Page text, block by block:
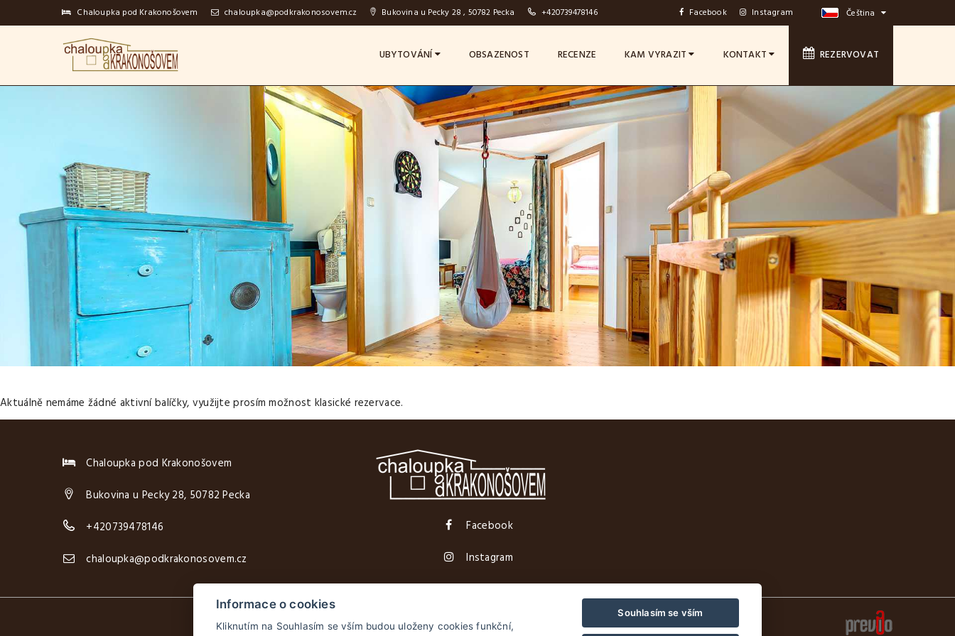
Chaloupka pod Krakonošovem chaloupka@podkrakonosovem.cz Bukovina u Pecky 28 , 50782 Pecka +420739478146 Facebook Instagram Čeština
UBYTOVÁNÍ OBSAZENOST RECENZE KAM VYRAZIT KONTAKT REZERVOVAT
Aktuálně nemáme žádné aktivní balíčky, využijte prosím možnost klasické rezervace.
Chaloupka pod Krakonošovem
Bukovina u Pecky 28, 50782 Pecka
+420739478146
chaloupka@podkrakonosovem.cz
Facebook
Instagram
© Copyright 2026 | Všechna práva vyhrazena
Informace o cookies
Kliknutím na Souhlasím se vším budou uloženy cookies funkční,
Souhlasím se vším